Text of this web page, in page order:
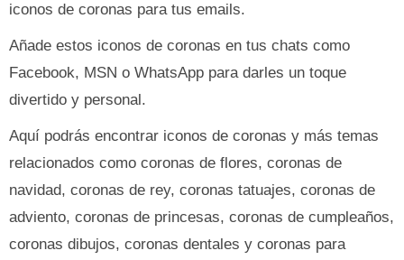
iconos de coronas para tus emails.
Añade estos iconos de coronas en tus chats como
Facebook, MSN o WhatsApp para darles un toque
divertido y personal.
Aquí podrás encontrar iconos de coronas y más temas
relacionados como coronas de flores, coronas de
navidad, coronas de rey, coronas tatuajes, coronas de
adviento, coronas de princesas, coronas de cumpleaños,
coronas dibujos, coronas dentales y coronas para